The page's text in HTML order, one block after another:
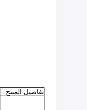
تفاصيل المنتج